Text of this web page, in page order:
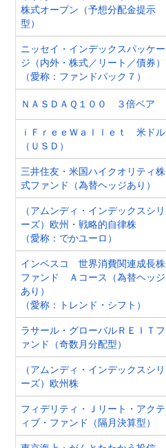
株式オープン（予想分配金提示
型）
ニッセイ・インデックスパッケー
ジ（内外・株式／リート／債券）
（愛称：ファンドパック７）
ＮＡＳＤＡＱ１００ ３倍ベア
ｉＦｒｅｅＷａｌｌｅｔ 米ドル
（ＵＳＤ）
三井住友・米国ハイクオリティ株
式ファンド（為替ヘッジあり）
（アムンディ・インデックスシリ
ーズ）欧州・戦略的自律株
（愛称：でかユーロ）
インベスコ 世界消費関連成長株
ファンド Ａコース（為替ヘッジ
あり）
（愛称：トレンド・シフト）
ラサール・グローバルＲＥＩＴフ
ァンド（奇数月分配型）
（アムンディ・インデックスシリ
ーズ）欧州株
フィデリティ・Ｊリート・アクテ
ィブ・ファンド（隔月決算型）